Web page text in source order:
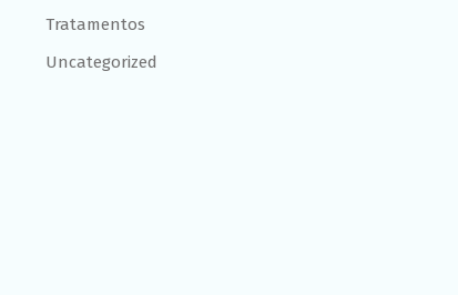
Tratamentos
Uncategorized